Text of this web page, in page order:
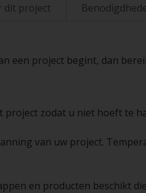
dit project
een project begint, dan
project zodat u niet hoeft te
van uw project.
en producten beschikt